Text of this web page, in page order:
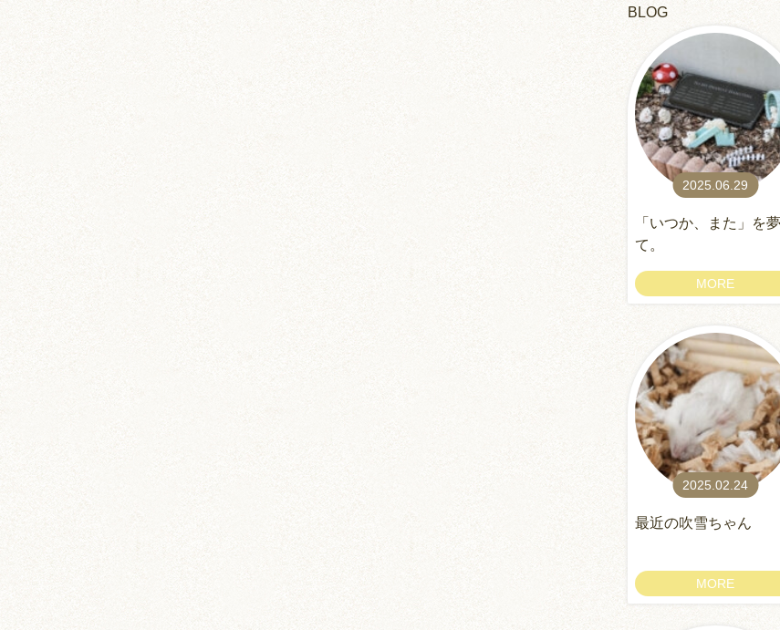
BLOG
2025.06.29
「いつか、また」を
て。
MORE
2025.02.24
最近の吹雪ちゃん
MORE